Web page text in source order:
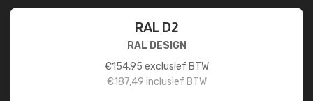
RAL D2
RAL DESIGN
€154,95 exclusief BTW
€187,49 inclusief BTW